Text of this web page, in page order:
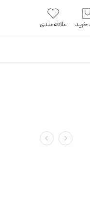
خرید از سایت
علاقه‌مندی